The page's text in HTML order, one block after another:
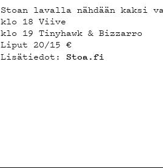
Stoan lavalla nähdään kaksi
klo 18 Viive
klo 19 Tinyhawk & Bizzarro
Liput 20/15 €
Lisätiedot: Stoa.fi